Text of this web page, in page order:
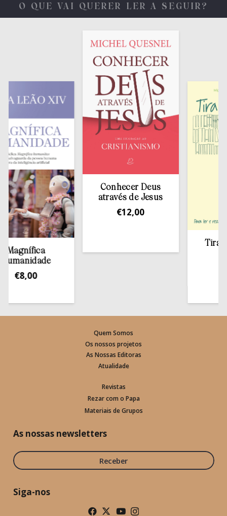
O QUE VAI QUERER LER A SEGUIR?
8,00
Conhecer Deus
através de Jesus
12,00
Tirar a
Quem Somos
Os nossos projetos
As Nossas Editoras
Atualidade
Revistas
Rezar com o Papa
Materiais de Grupos
As nossas newsletters
Receber
Siga-nos